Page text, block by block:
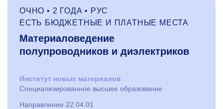
ОЧНО • 2 ГОДА • РУС
ЕСТЬ БЮДЖЕТНЫЕ И ПЛАТНЫЕ МЕСТА
Материаловедение
полупроводников и диэлектриков
Институт новых материалов
Специализированное высшее образование
Направление 22.04.01